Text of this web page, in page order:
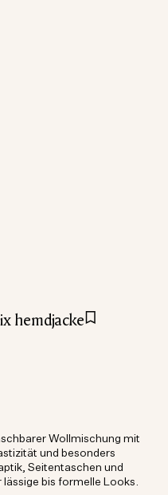
hemdjacke
Wollmischung mit
und besonders
Seitentaschen und
bis formelle Looks.